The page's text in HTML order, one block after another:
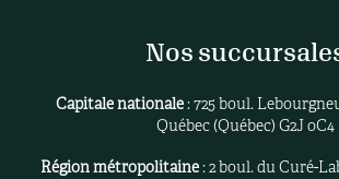
Nos
Capitale nationale: 725 boul.
Québec (Québec) G2J 0C4
Région métropolitaine: 2 boul. du Curé-